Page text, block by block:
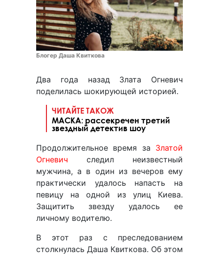
Блогер Даша Квиткова
Два года назад Злата Огневич
поделилась шокирующей историей.
ЧИТАЙТЕ ТАКОЖ
МАСКА: рассекречен третий
звездный детектив шоу
Продолжительное время за Златой
Огневич следил неизвестный
мужчина, а в один из вечеров ему
практически удалось напасть на
певицу на одной из улиц Киева.
Защитить звезду удалось ее
личному водителю.
В этот раз с преследованием
столкнулась Даша Квиткова. Об этом